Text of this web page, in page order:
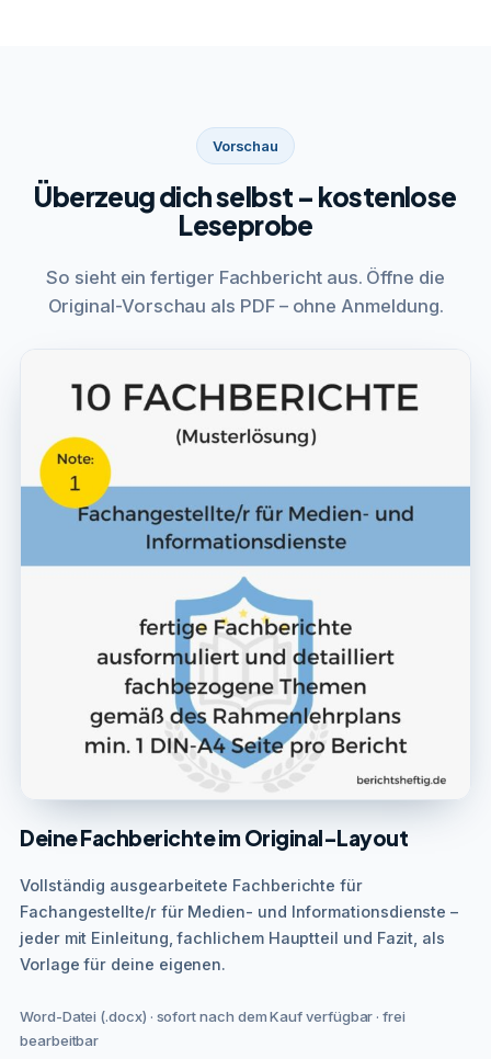
Vorschau
Überzeug dich selbst – kostenlose
Leseprobe
So sieht ein fertiger Fachbericht aus. Öffne die
Original-Vorschau als PDF – ohne Anmeldung.
Deine Fachberichte im Original-Layout
Vollständig ausgearbeitete Fachberichte für
Fachangestellte/r für Medien- und Informationsdienste –
jeder mit Einleitung, fachlichem Hauptteil und Fazit, als
Vorlage für deine eigenen.
Word-Datei (.docx) · sofort nach dem Kauf verfügbar · frei
bearbeitbar